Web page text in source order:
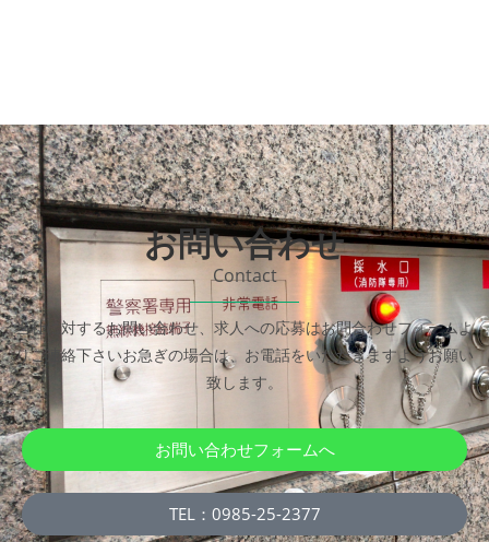
お問い合わせ
Contact
当社に対するお問い合わせ、求人への応募はお問合わせフォームよ
りご連絡下さいお急ぎの場合は、お電話をいただきますようお願い
致します。
お問い合わせフォームへ
TEL：0985-25-2377